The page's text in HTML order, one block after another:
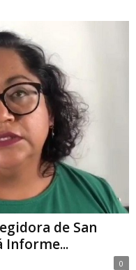
de San
Informe...
0